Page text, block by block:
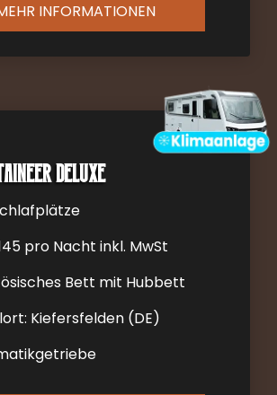
INFORMATIONEN
DELUXE
pro Nacht inkl. MwSt
Bett mit Hubbett
Kiefersfelden (DE)